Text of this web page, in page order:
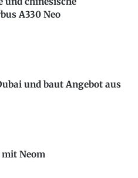
A330 Neo
und baut Angebot aus
Neom